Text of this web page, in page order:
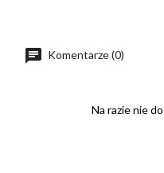
Komentarze (0)
Na razie nie